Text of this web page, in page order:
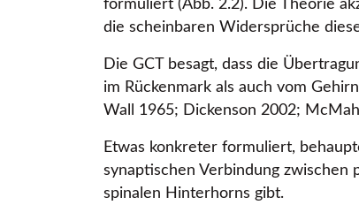
formuliert (Abb. 2.2). Die Theorie
die scheinbaren Widersprüche
Die GCT besagt, dass die
im Rückenmark als auch vom
Wall 1965; Dickenson 2002;
Etwas konkreter formuliert,
synaptischen Verbindung zwischen
spinalen Hinterhorns gibt.